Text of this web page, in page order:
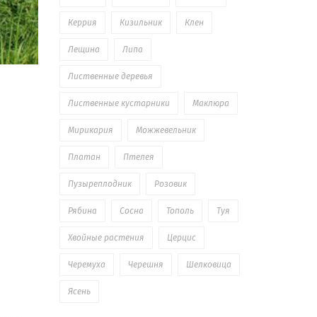
Керрия Кизильник Клен
Лещина Липа
Лиственные деревья
Лиственные кустарники Маклюра
Мирикария Можжевельник
Платан Птелея
Пузыреплодник Розовик
Рябина Сосна Тополь Туя
Хвойные растения Церцис
Черемуха Черешня Шелковица
Ясень